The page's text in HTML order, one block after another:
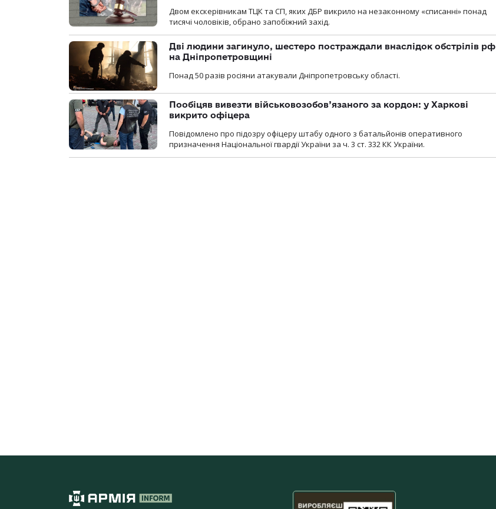
Двом екскерівникам ТЦК та СП, яких ДБР викрило на незаконному «списанні» понад
тисячі чоловіків, обрано запобіжний захід.
Дві людини загинуло, шестеро постраждали внаслідок обстрілів рф
на Дніпропетровщині
Понад 50 разів росіяни атакували Дніпропетровську області.
Пообіцяв вивезти військовозобов’язаного за кордон: у Харкові
викрито офіцера
Повідомлено про підозру офіцеру штабу одного з батальйонів оперативного
призначення Національної гвардії України за ч. 3 ст. 332 КК України.